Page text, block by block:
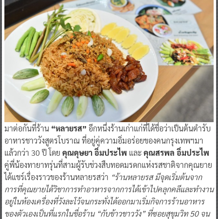
มาต่อกันที่ร้าน “หลายรส” อีกหนึ่งร้านเก่าแก่ที่ได้ชื่อว่าเป็นต้นตำรับ
อาหารชาววังสูตรโบราณ ที่อยู่คู่ความอิ่มอร่อยของคนกรุงเทพฯมา
แล้วกว่า 30 ปี โดย คุณดุษยา อิ่มประไพ และคุณสรพล อิ่มประไพ
คู่พี่น้องทายาทรุ่นที่สามผู้รับช่วงสืบทอดมรดกแห่งรสชาติจากคุณยาย
ได้แชร์เรื่องราวของร้านหลายรสว่า “ร้านหลายรส มีจุดเริ่มต้นจาก
การที่คุณยายได้วิชาการทำอาหารจากการได้เข้าไปคลุกคลีและทำงาน
อยู่ในห้องเครื่องที่วังละโว้จนกระทั่งได้ออกมาเริ่มกิจการร้านอาหาร
ของตัวเองเป็นที่แรกในชื่อร้าน “กับข้าวชาววัง” ที่ซอยสุขุมวิท 50 จน